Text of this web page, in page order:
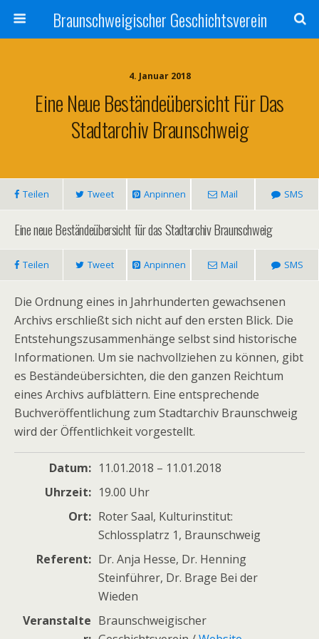
Braunschweigischer Geschichtsverein
4. Januar 2018
Eine Neue Beständeübersicht Für Das
Stadtarchiv Braunschweig
Teilen Tweet Anpinnen Mail SMS
Eine neue Beständeübersicht für das Stadtarchiv Braunschweig
Teilen Tweet Anpinnen Mail SMS
Die Ordnung eines in Jahrhunderten gewachsenen
Archivs erschließt sich nicht auf den ersten Blick. Die
Entstehungszusammenhänge selbst sind historische
Informationen. Um sie nachvollziehen zu können, gibt
es Beständeübersichten, die den ganzen Reichtum
eines Archivs aufblättern. Eine entsprechende
Buchveröffentlichung zum Stadtarchiv Braunschweig
wird der Öffentlichkeit vorgestellt.
Datum
11.01.2018 – 11.01.2018
Uhrzeit
19.00 Uhr
Ort
Roter Saal, Kulturinstitut:
Schlossplatrz 1, Braunschweig
Referent
Dr. Anja Hesse, Dr. Henning
Steinführer, Dr. Brage Bei der
Wieden
Veranstalte Braunschweigischer